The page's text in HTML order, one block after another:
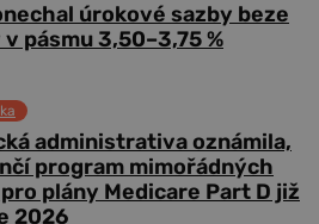
úrokové sazby beze
pásmu 3,50–3,75 %
administrativa oznámila,
program mimořádných
plány Medicare Part D již
2026